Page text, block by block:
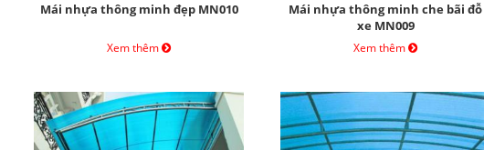
Mái nhựa thông minh đẹp MN010
Xem thêm
Mái nhựa thông minh che bãi đỗ
xe MN009
Xem thêm